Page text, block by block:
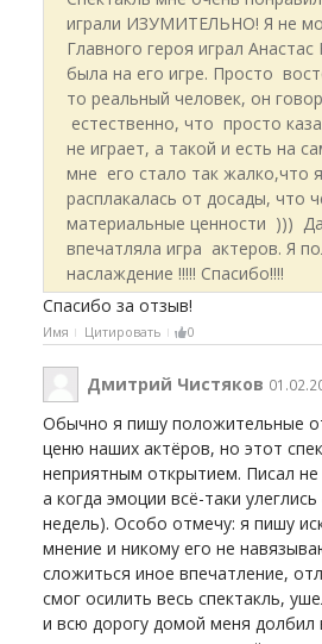
играли ИЗУМИТЕЛЬНО! Я не
Главного героя играл
была на его игре. Просто
то реальный человек, он
естественно, что просто
не играет, а такой и есть на
мне его стало так жалко,что
расплакалась от досады, что
материальные ценности )))
впечатляла игра актеров. Я
наслаждение !!!!! Спасибо!!!!
Спасибо за отзыв!
Имя Цитировать 0
Дмитрий Чистяков
Обычно я пишу положительные
ценю наших актёров, но этот
неприятным открытием. Писал не
а когда эмоции всё-таки
недель). Особо отмечу: я пишу
мнение и никому его не
сложиться иное впечатление,
смог осилить весь спектакль,
и всю дорогу домой меня долбил